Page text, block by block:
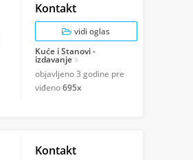
Kontakt
vidi oglas
Kuće i Stanovi -
izdavanje
objavljeno3 godine pre
viđeno695x
Kontakt